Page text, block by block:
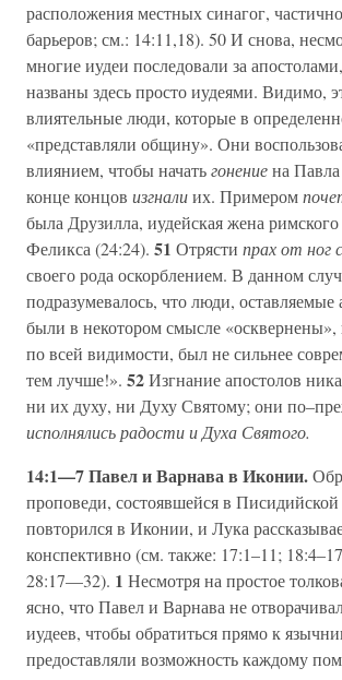
расположения местных синагог,
барьеров; см.: 14:11,18). 50 И снова,
многие иудеи последовали за
названы здесь просто иудеями. Видимо,
влиятельные люди, которые в
«представляли общину». Они
влиянием, чтобы начатьгонениена
конце концов изгналиих. Примером
была Друзилла, иудейская жена
Феликса (24:24). 51 Отрясти прах от ног
своего рода оскорблением. В данном
подразумевалось, что люди, оставляемые
были в некотором смысле «осквернены»,
по всей видимости, был не сильнее
тем лучше!». 52Изгнание апостолов
ни их духу, ни Духу Святому; они
исполнялись радости и Духа Святого.
14:1—7 Павел и Варнава в Иконии.
проповеди, состоявшейся в
повторился в Иконии, и Лука
конспективно (см. также: 17:1–11;
28:17—32). 1 Несмотря на простое
ясно, что Павел и Варнава не
иудеев, чтобы обратиться прямо к
предоставляли возможность каждому